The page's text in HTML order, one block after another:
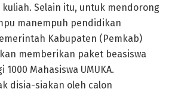
kuliah. Selain itu, untuk mendorong
manempuh pendidikan
Kabupaten (Pemkab)
memberikan paket beasiswa
1000 Mahasiswa UMUKA.
disia-siakan oleh calon